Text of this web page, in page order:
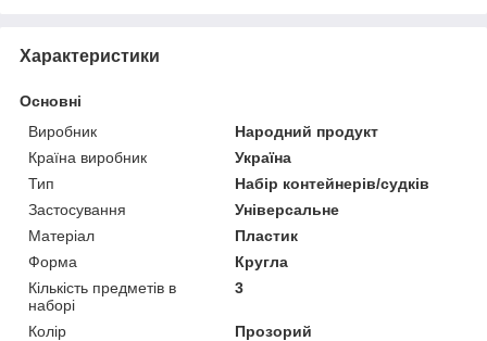
Характеристики
Основні
Виробник
Народний продукт
Країна виробник
Україна
Тип
Набір контейнерів/судків
Застосування
Універсальне
Матеріал
Пластик
Форма
Кругла
Кількість предметів в
наборі
3
Колір
Прозорий